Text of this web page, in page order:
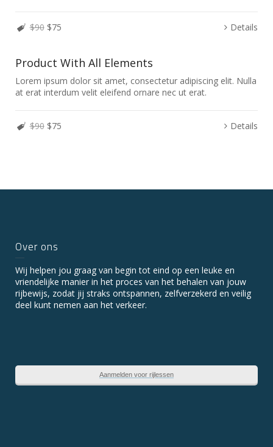
$90 $75 Details
Product With All Elements
Lorem ipsum dolor sit amet, consectetur adipiscing elit. Nulla
at erat interdum velit eleifend ornare nec ut erat.
$90 $75 Details
Over ons
Wij helpen jou graag van begin tot eind op een leuke en
vriendelijke manier in het proces van het behalen van jouw
rijbewijs, zodat jij straks ontspannen, zelfverzekerd en veilig
deel kunt nemen aan het verkeer.
Aanmelden voor rijlessen